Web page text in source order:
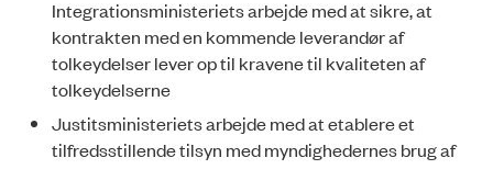
Integrationsministeriets arbejde med at sikre, at
kontrakten med en kommende leverandør af
tolkeydelser lever op til kravene til kvaliteten af
tolkeydelserne
Justitsministeriets arbejde med at etablere et
tilfredsstillende tilsyn med myndighedernes brug af